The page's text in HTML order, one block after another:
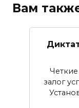
Вам
залог